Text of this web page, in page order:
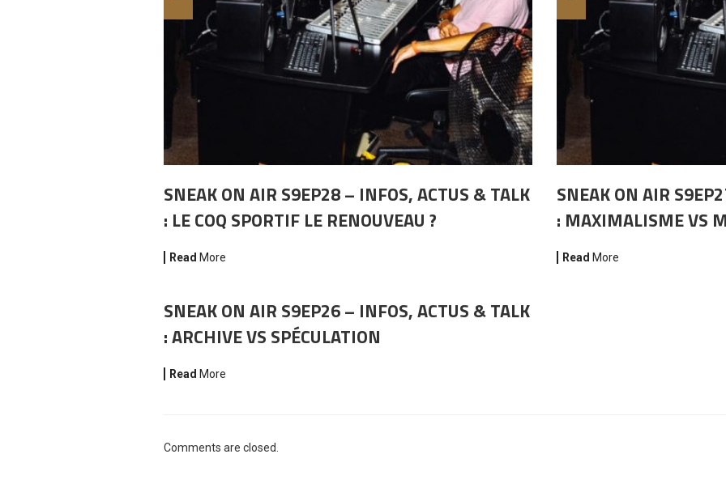
SNEAK ON AIR S9EP28 – INFOS, ACTUS & TALK
: LE COQ SPORTIF LE RENOUVEAU ?
Read More
SNEAK ON AIR
: MAXIMALISME VS
Read More
SNEAK ON AIR S9EP26 – INFOS, ACTUS & TALK
: ARCHIVE VS SPÉCULATION
Read More
Comments are closed.